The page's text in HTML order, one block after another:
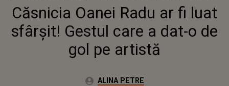
LUAT SFÂRȘIT! GESTUL CARE A
DAT-O DE GOL PE ARTISTĂ
Căsnicia Oanei Radu ar fi luat
sfârșit! Gestul care a dat-o de
gol pe artistă
Autor:ALINA PETRE